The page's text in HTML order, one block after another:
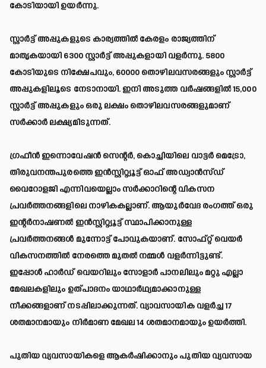
കോടിയായി ഉയർന്നു.
സ്റ്റാർട്ട് അപ്പുകളുടെ കാര്യത്തിൽ കേരളം രാജ്യത്തിന്
മാതൃകയായി 6300 സ്റ്റാർട്ട് അപ്പുകളായി വളർന്നു. 5800
കോടിയുടെ നിക്ഷേപവും, 60000 തൊഴിലവസരങ്ങളും സ്റ്റാർട്ട്
അപ്പുകളിലൂടെ നേടാനായി. ഇനി അടുത്ത വർഷങ്ങളിൽ 15,000
സ്റ്റാർട്ട് അപ്പുകളും ഒരു ലക്ഷം തൊഴിലവസരങ്ങളുമാണ്
സർക്കാർ ലക്ഷ്യമിടുന്നത്.
ഗ്രഫീൻ ഇന്നൊവേഷൻ സെന്റർ, കൊച്ചിയിലെ വാട്ടർ മെട്രോ,
തിരുവനന്തപുരത്തെ ഇൻസ്റ്റിറ്റ്യൂട്ട് ഓഫ് അഡ്വാൻസ്ഡ്
വൈറോളജി എന്നിവയെല്ലാം സർക്കാറിന്റെ വികസന
പ്രവർത്തനങ്ങളിലെ നാഴികകല്ലാണ്. ആയുർവേദ രംഗത്ത് ഒരു
ഇന്റർനാഷണൽ ഇൻസ്റ്റിറ്റ്യൂട്ട് സ്ഥാപിക്കാനുള്ള
പ്രവർത്തനങ്ങൾ മുന്നോട്ട് പോവുകയാണ്. സോഫ്റ്റ് വെയർ
വികസനത്തിൽ നേരത്തെ മുതൽ നമ്മൾ വളർന്നിട്ടുണ്ട്.
ഇപ്പോൾ ഹാർഡ് വെയറിലും സോളാർ പാനലിലും മറ്റു എല്ലാ
മേഖലകളിലും ഉത്പാദനം യാഥാർഥ്യമാക്കാനുള്ള
നീക്കങ്ങളാണ് നടപ്പിലാക്കുന്നത്. വ്യാവസായിക വളർച്ച 17
ശതമാനമായും നിർമാണ മേഖല 14 ശതമാനമായും ഉയർത്തി.
പുതിയ വ്യവസായികളെ ആകർഷിക്കാനും പുതിയ വ്യവസായ